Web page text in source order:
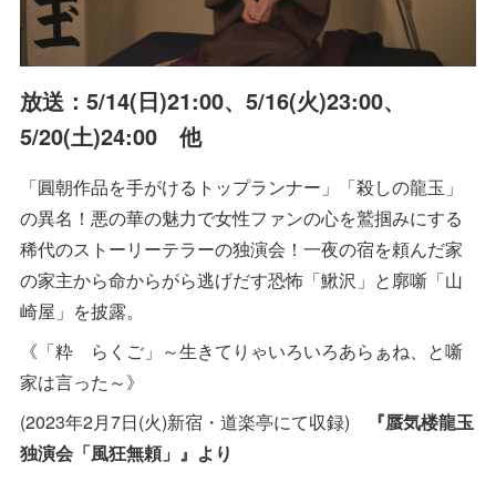
放送：5/14(日)21:00、5/16(火)23:00、
5/20(土)24:00 他
「圓朝作品を手がけるトップランナー」「殺しの龍玉」
の異名！悪の華の魅力で女性ファンの心を鷲掴みにする
稀代のストーリーテラーの独演会！一夜の宿を頼んだ家
の家主から命からがら逃げだす恐怖「鰍沢」と廓噺「山
崎屋」を披露。
《「粋 らくご」～生きてりゃいろいろあらぁね、と噺
家は言った～》
(2023年2月7日(火)新宿・道楽亭にて収録)
『蜃気楼龍玉
独演会「風狂無頼」』より